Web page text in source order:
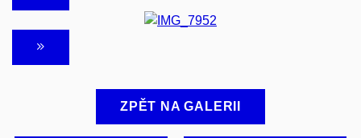
ZPĚT NA GALERII